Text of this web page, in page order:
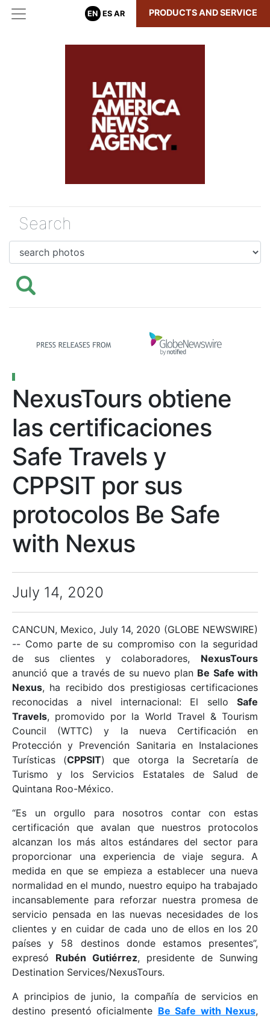
EN ES AR PRODUCTS AND SERVICE
NexusTours obtiene
las certificaciones
Safe Travels y
CPPSIT por sus
protocolos Be Safe
with Nexus
July 14, 2020
CANCUN, Mexico, July 14, 2020 (GLOBE NEWSWIRE)
-- Como parte de su compromiso con la seguridad
de sus clientes y colaboradores, NexusTours
anunció que a través de su nuevo plan Be Safe with
Nexus, ha recibido dos prestigiosas certificaciones
reconocidas a nivel internacional: El sello Safe
Travels, promovido por la World Travel & Tourism
Council (WTTC) y la nueva Certificación en
Protección y Prevención Sanitaria en Instalaciones
Turísticas (CPPSIT) que otorga la Secretaría de
Turismo y los Servicios Estatales de Salud de
Quintana Roo-México.
“Es un orgullo para nosotros contar con estas
certificación que avalan que nuestros protocolos
alcanzan los más altos estándares del sector para
proporcionar una experiencia de viaje segura. A
medida en que se empieza a establecer una nueva
normalidad en el mundo, nuestro equipo ha trabajado
incansablemente para reforzar nuestra promesa de
servicio pensada en las nuevas necesidades de los
clientes y en cuidar de cada uno de ellos en los 20
países y 58 destinos donde estamos presentes”,
expresó Rubén Gutiérrez, presidente de Sunwing
Destination Services/NexusTours.
A principios de junio, la compañía de servicios en
destino presentó oficialmente Be Safe with Nexus,